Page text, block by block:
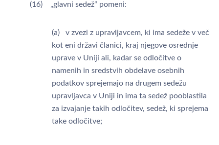
(16) „glavni sedež“ pomeni:
(a) v zvezi z upravljavcem, ki ima sedeže v več
kot eni državi članici, kraj njegove osrednje
uprave v Uniji ali, kadar se odločitve o
namenih in sredstvih obdelave osebnih
podatkov sprejemajo na drugem sedežu
upravljavca v Uniji in ima ta sedež pooblastila
za izvajanje takih odločitev, sedež, ki sprejema
take odločitve;